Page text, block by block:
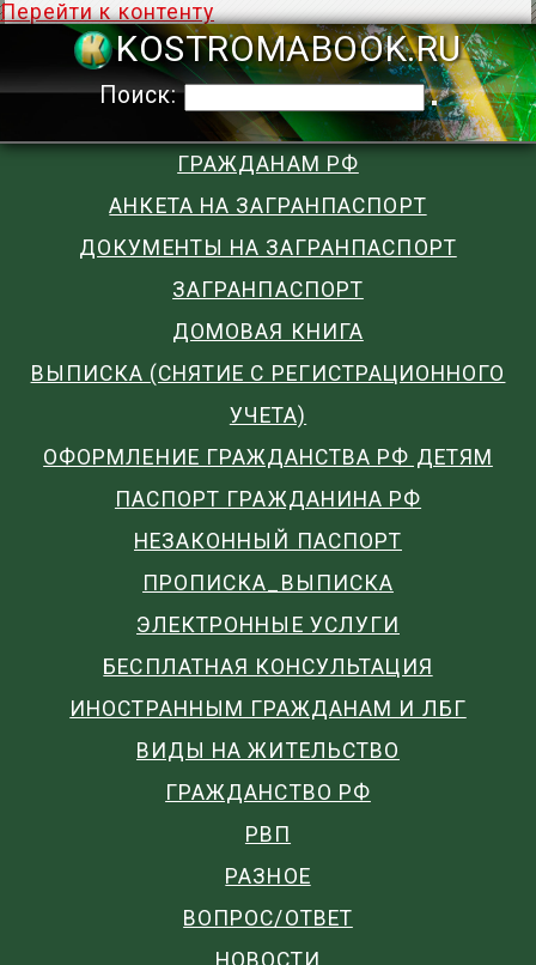
Перейти к контенту
Поиск:
ГРАЖДАНАМ РФ
АНКЕТА НА ЗАГРАНПАСПОРТ
ДОКУМЕНТЫ НА ЗАГРАНПАСПОРТ
ЗАГРАНПАСПОРТ
ДОМОВАЯ КНИГА
ВЫПИСКА (СНЯТИЕ С РЕГИСТРАЦИОННОГО
УЧЕТА)
ОФОРМЛЕНИЕ ГРАЖДАНСТВА РФ ДЕТЯМ
ПАСПОРТ ГРАЖДАНИНА РФ
НЕЗАКОННЫЙ ПАСПОРТ
ПРОПИСКА_ВЫПИСКА
ЭЛЕКТРОННЫЕ УСЛУГИ
БЕСПЛАТНАЯ КОНСУЛЬТАЦИЯ
ИНОСТРАННЫМ ГРАЖДАНАМ И ЛБГ
ВИДЫ НА ЖИТЕЛЬСТВО
ГРАЖДАНСТВО РФ
РВП
РАЗНОЕ
ВОПРОС/ОТВЕТ
НОВОСТИ